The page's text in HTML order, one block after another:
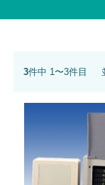
3件中 1〜3件目